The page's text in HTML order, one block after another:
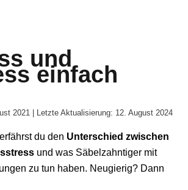
und
einfach
2021 | Letzte Aktualisierung: 12. August 2024
du den Unterschied zwischen
und was Säbelzahntiger mit
zu tun haben. Neugierig? Dann